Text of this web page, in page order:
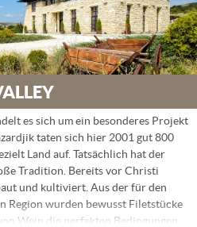
es sich um ein besonderes Projekt
taten sich hier 2001 gut 800
Land auf. Tatsächlich hat der
Tradition. Bereits vor Christi
und kultiviert. Aus der für den
Region wurden bewusst Filetstücke
Wein die perfekten Bedingungen